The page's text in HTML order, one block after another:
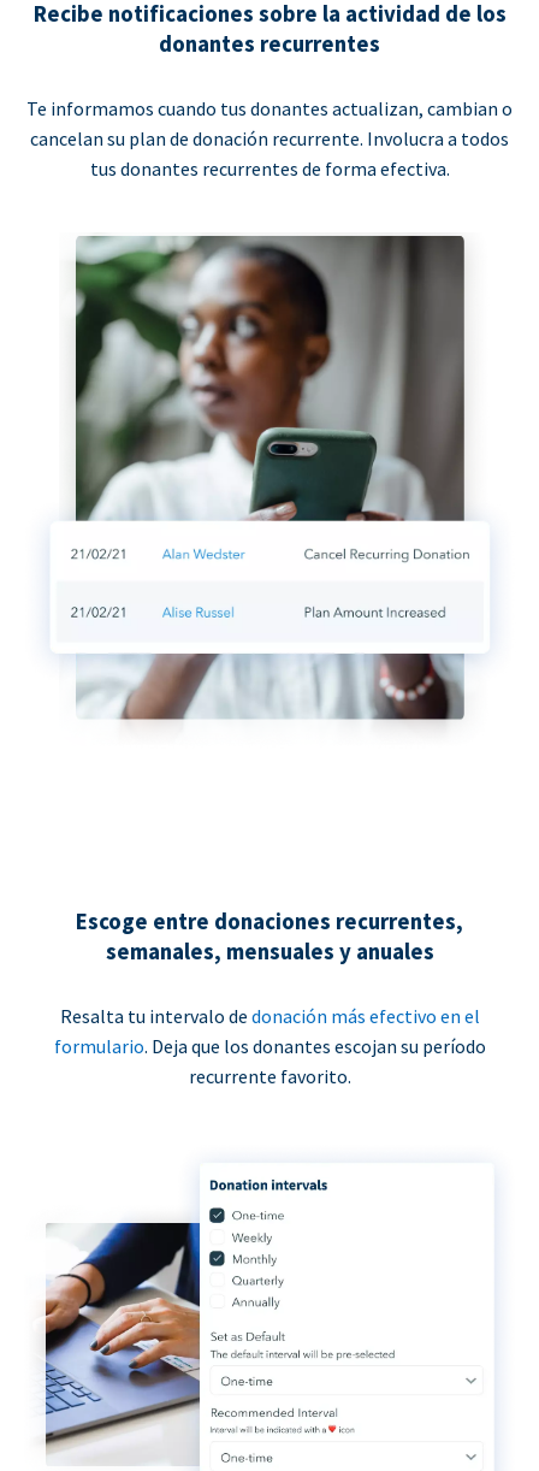
Recibe notificaciones sobre la actividad de los
donantes recurrentes
Te informamos cuando tus donantes actualizan, cambian o
cancelan su plan de donación recurrente. Involucra a todos
tus donantes recurrentes de forma efectiva.
Escoge entre donaciones recurrentes,
semanales, mensuales y anuales
Resalta tu intervalo de donación más efectivo en el
formulario. Deja que los donantes escojan su período
recurrente favorito.